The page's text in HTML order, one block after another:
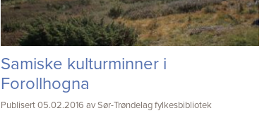
Samiske kulturminner i
Forollhogna
Publisert 05.02.2016 av Sør-Trøndelag fylkesbibliotek